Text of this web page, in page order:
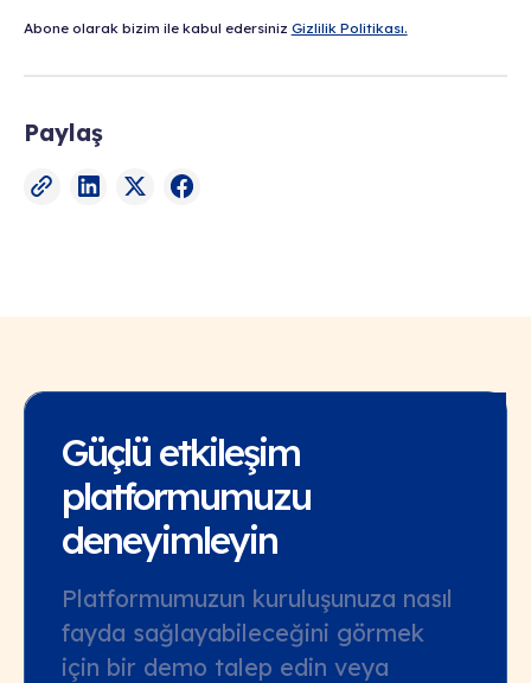
Abone olarak bizim ile kabul edersiniz Gizlilik Politikası.
Paylaş
Güçlü etkileşim
platformumuzu
deneyimleyin
Platformumuzun kuruluşunuza nasıl
fayda sağlayabileceğini görmek
için bir demo talep edin veya